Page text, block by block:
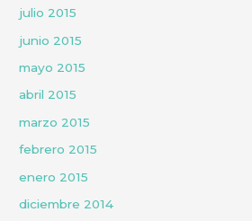
julio 2015
junio 2015
mayo 2015
abril 2015
marzo 2015
febrero 2015
enero 2015
diciembre 2014